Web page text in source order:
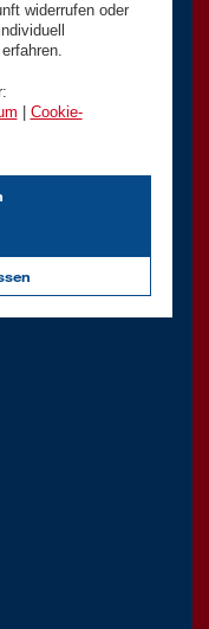
widerrufen oder
Cookie-